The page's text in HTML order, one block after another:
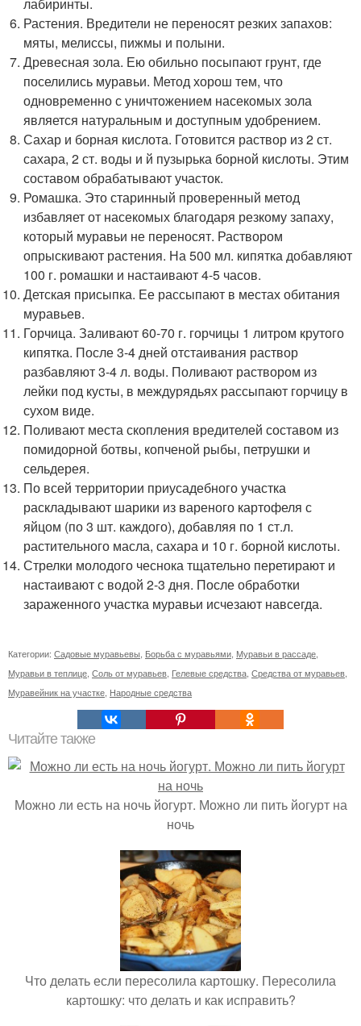
лабиринты.
Растения. Вредители не переносят резких запахов:
мяты, мелиссы, пижмы и полыни.
Древесная зола. Ею обильно посыпают грунт, где
поселились муравьи. Метод хорош тем, что
одновременно с уничтожением насекомых зола
является натуральным и доступным удобрением.
Сахар и борная кислота. Готовится раствор из 2 ст.
сахара, 2 ст. воды и й пузырька борной кислоты. Этим
составом обрабатывают участок.
Ромашка. Это старинный проверенный метод
избавляет от насекомых благодаря резкому запаху,
который муравьи не переносят. Раствором
опрыскивают растения. На 500 мл. кипятка добавляют
100 г. ромашки и настаивают 4-5 часов.
Детская присыпка. Ее рассыпают в местах обитания
муравьев.
Горчица. Заливают 60-70 г. горчицы 1 литром крутого
кипятка. После 3-4 дней отстаивания раствор
разбавляют 3-4 л. воды. Поливают раствором из
лейки под кусты, в междурядьях рассыпают горчицу в
сухом виде.
Поливают места скопления вредителей составом из
помидорной ботвы, копченой рыбы, петрушки и
сельдерея.
По всей территории приусадебного участка
раскладывают шарики из вареного картофеля с
яйцом (по 3 шт. каждого), добавляя по 1 ст.л.
растительного масла, сахара и 10 г. борной кислоты.
Стрелки молодого чеснока тщательно перетирают и
настаивают с водой 2-3 дня. После обработки
зараженного участка муравьи исчезают навсегда.
Категории: Садовые муравьевы Борьба с муравьями Муравьи в рассаде
Муравьи в теплице Соль от муравьев Гелевые средства Средства от муравьев
Муравейник на участке Народные средства
Читайте также
Можно ли есть на ночь йогурт. Можно ли пить йогурт на
ночь
Что делать если пересолила картошку. Пересолила
картошку: что делать и как исправить?